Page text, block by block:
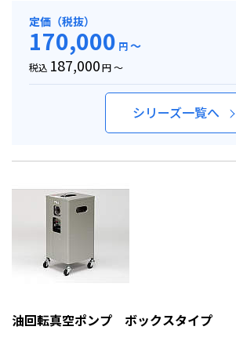
定価（税抜）
170,000 円～
税込 187,000円 ～
シリーズ一覧へ
油回転真空ポンプ ボックスタイプ